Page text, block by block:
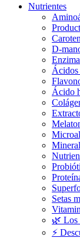
Nutrientes
D-
Ácidos
Ácido
Setas
🌿 Los
⚡